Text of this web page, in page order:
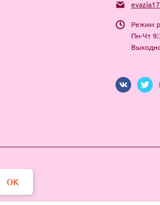
Режим
Пн-Чт
OK